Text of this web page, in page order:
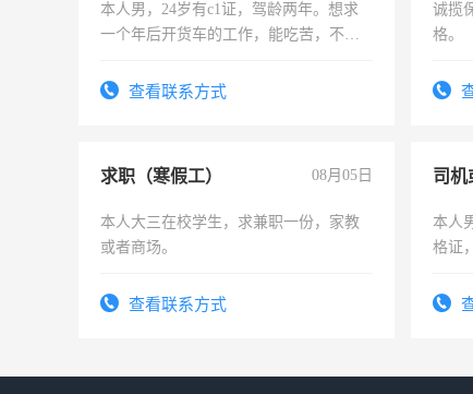
本人男，24岁有c1证，驾龄两年。想求
一个年后开货车的工作，能吃苦，不怕
查看联系方式
诚揽
格。
求职（寒假工） 08月05日
本人大三在校学生，求兼职一份，家教
或者商场。
查看联系方式
司机
本人
格证